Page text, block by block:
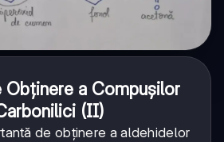
Obținere a Compușilor
(II)
de obținere a aldehidelor